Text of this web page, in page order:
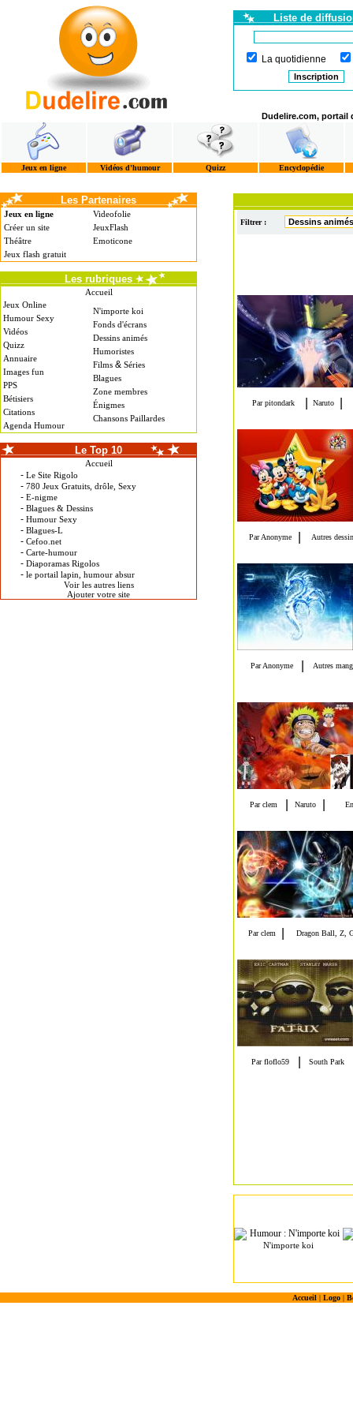
Liste de
La quotidienne
Dudelire.com, portail
Jeux en ligne Vidéos d'humour Quizz Encyclopédie
Les Partenaires
Jeux en ligne
Créer un site
Théâtre
Jeux flash gratuit
Videofolie
JeuxFlash
Emoticone
Les rubriques
Accueil
Jeux Online
Humour Sexy
Vidéos
Quizz
Annuaire
Images fun
PPS
Bétisiers
Citations
Agenda Humour
N'importe koi
Fonds d'écrans
Dessins animés
Humoristes
Films & Séries
Blagues
Zone membres
Énigmes
Chansons Paillardes
Le Top 10
Accueil
- Le Site Rigolo
- 780 Jeux Gratuits, drôle, Sexy
- E-nigme
- Blagues & Dessins
- Humour Sexy
- Blagues-L
- Cefoo.net
- Carte-humour
- Diaporamas Rigolos
- le portail lapin, humour absur
Voir les autres liens
Ajouter votre site
Filtrer :
N'importe koi
Accueil| Logo|